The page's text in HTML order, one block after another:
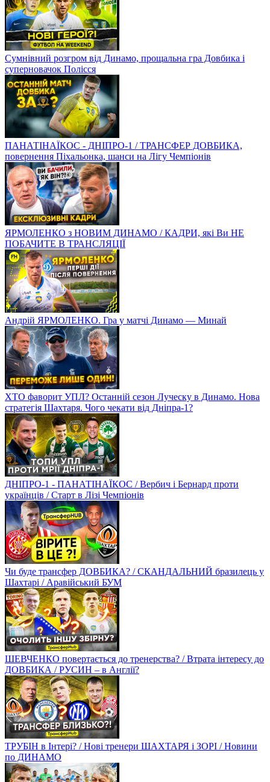
Сумнівний розгром від Динамо, прощальна гра Довбика і
суперновачок Полісся
ПАНАТІНАЇКОС - ДНІПРО-1 / ТРАНСФЕР ДОВБИКА,
повернення Піхальонка, шанси на Лігу Чемпіонів
ЯРМОЛЕНКО з НОВИМ ДИНАМО / КАДРИ, які Ви НЕ
ПОБАЧИТЕ В ТРАНСЛЯЦІЇ
Андрій ЯРМОЛЕНКО. Гра у матчі Динамо — Минай
ХТО фаворит УПЛ? Останній сезон Луческу в Динамо. Нова
стратегія Шахтаря. Чого чекати від Дніпра-1?
ДНІПРО-1 - ПАНАТІНАЇКОС / Вербич і Бернард проти
українців / Старт в Лізі Чемпіонів
Чи буде трансфер ДОВБИКА? / СКАНДАЛЬНИЙ бразилець у
Шахтарі / Аравійський БУМ
ШЕВЧЕНКО повертається до тренерства? / Втрата інтересу до
ДОВБИКА / РУСИН – в Англії?
ТРУБІН в Інтері? / Нові тренери ШАХТАРЯ і ЗОРІ / Новини
по ДИНАМО